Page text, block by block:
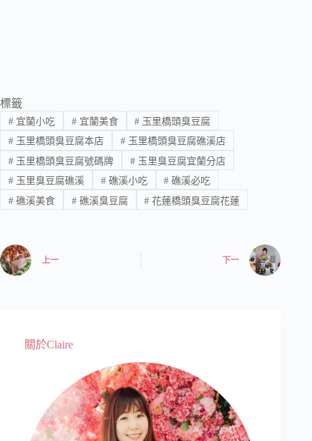
標籤
#宜蘭小吃 #宜蘭美食 # 玉里橋頭臭豆腐
#玉里橋頭臭豆腐本店 #玉里橋頭臭豆腐礁溪店
#玉里橋頭臭豆腐號碼牌 #玉里臭豆腐宜蘭分店
#玉里臭豆腐礁溪 #礁溪小吃 # 礁溪必吃
#礁溪美食 #礁溪臭豆腐 # 花蓮橋頭臭豆腐花蓮
上一 下一
關於Claire